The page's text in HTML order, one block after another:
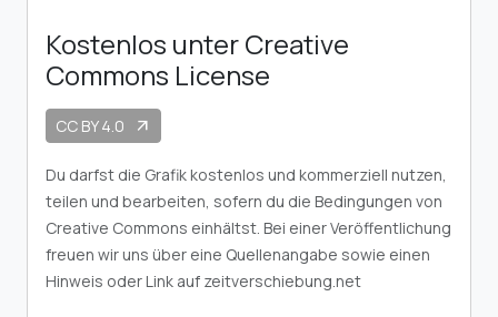
Kostenlos unter Creative
Commons License
CC BY 4.0 arrow_outward
Du darfst die Grafik kostenlos und kommerziell nutzen,
teilen und bearbeiten, sofern du die Bedingungen von
Creative Commons einhältst. Bei einer Veröffentlichung
freuen wir uns über eine Quellenangabe sowie einen
Hinweis oder Link auf zeitverschiebung.net